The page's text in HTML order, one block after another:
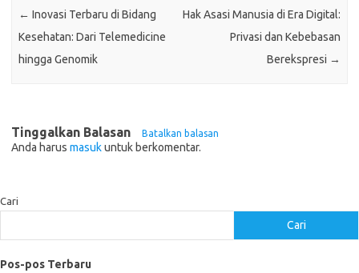
← Inovasi Terbaru di Bidang
Kesehatan: Dari Telemedicine
hingga Genomik
Hak Asasi Manusia di Era Digital:
Privasi dan Kebebasan
Berekspresi →
Tinggalkan Balasan Batalkan balasan
Anda harus masukuntuk berkomentar.
Cari
Cari
Pos-pos Terbaru